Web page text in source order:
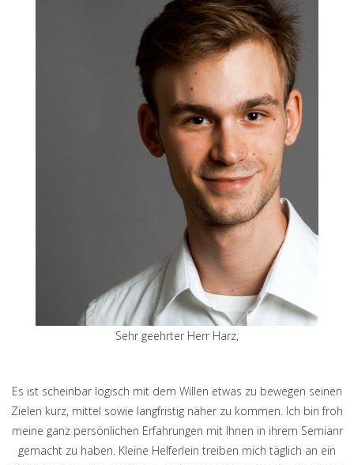
Sehr geehrter Herr Harz,
Es ist scheinbar logisch mit dem Willen etwas zu bewegen seinen
Zielen kurz, mittel sowie langfristig näher zu kommen. Ich bin froh
meine ganz persönlichen Erfahrungen mit Ihnen in ihrem Semianr
gemacht zu haben. Kleine Helferlein treiben mich täglich an ein